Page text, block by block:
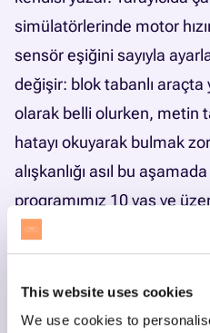
This website uses cookies
We use cookies to
simülatörlerinde motor
sensör eşiğini sayıyla
değişir: blok tabanlı araçta
olarak belli olurken, metin
hatayı okuyarak bulmak
alışkanlığı asıl bu
programımız 10 yaş ve
Unity ile robotik ve
Unity yolu ileri yaşlar için.
simülatör kullanmaz,
fizik motoru, çarpışma